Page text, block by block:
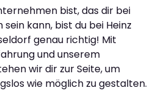
bist, das dir bei
kann, bist du bei Heinz
genau richtig! Mit
und unserem
wir dir zur Seite, um
wie möglich zu gestalten.